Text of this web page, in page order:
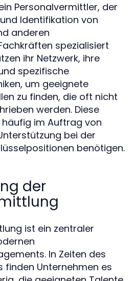
Personalvermittler, der
Identifikation von
anderen
spezialisiert
ihr Netzwerk, ihre
spezifische
um geeignete
zu finden, die oft nicht
werden. Diese
im Auftrag von
bei der
benötigen.
der
ist ein zentraler
In Zeiten des
finden Unternehmen es